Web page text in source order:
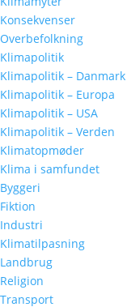
Konsekvenser
Overbefolkning
Klimapolitik
Klimapolitik – Danmark
Klimapolitik – Europa
Klimapolitik – USA
Klimapolitik – Verden
Klimatopmøder
Klima i samfundet
Byggeri
Fiktion
Industri
Klimatilpasning
Landbrug
Religion
Transport